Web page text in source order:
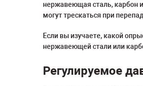
нержавеющая сталь, карбон
могут трескаться при
Если вы изучаете, какой
нержавеющей стали или
Регулируемое